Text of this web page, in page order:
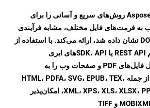
Aspose.PDF Cloud SDK روش‌های سریع و آسانی را برای
به فرمت‌های فایل مختلف، مشابه فرآیندی
که در بالا برای DOTX نشان داده شد، ارائه می‌کند. با استفاده از
تماس‌های مستقیم REST API یا SDK، API‌های ابری
Aspose.PDF تبدیل فایل‌های PDF و صفحات وب را به
فرمت‌های متعدد، از جمله HTML، PDFA، SVG، EPUB، TEX،
XML، XPS، XLS، XLSX، PPTX، DOC، DOCX، امکان‌پذیر